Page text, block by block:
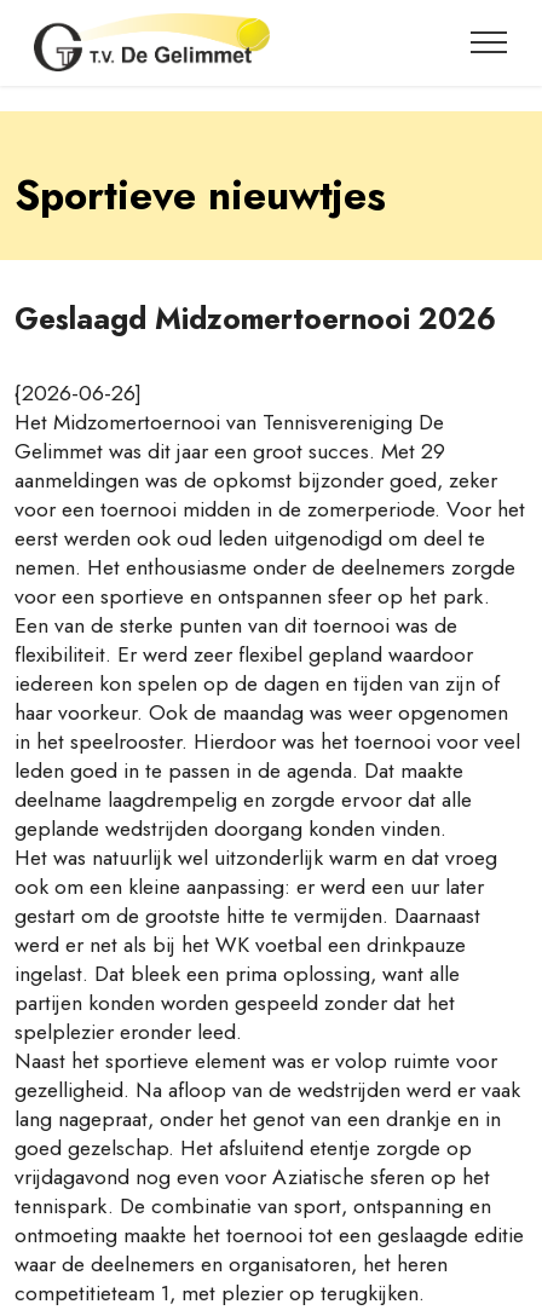
Sportieve nieuwtjes
Geslaagd Midzomertoernooi 2026
{2026-06-26]
Het Midzomertoernooi van Tennisvereniging De
Gelimmet was dit jaar een groot succes. Met 29
aanmeldingen was de opkomst bijzonder goed, zeker
voor een toernooi midden in de zomerperiode. Voor het
eerst werden ook oud leden uitgenodigd om deel te
nemen. Het enthousiasme onder de deelnemers zorgde
voor een sportieve en ontspannen sfeer op het park.
Een van de sterke punten van dit toernooi was de
flexibiliteit. Er werd zeer flexibel gepland waardoor
iedereen kon spelen op de dagen en tijden van zijn of
haar voorkeur. Ook de maandag was weer opgenomen
in het speelrooster. Hierdoor was het toernooi voor veel
leden goed in te passen in de agenda. Dat maakte
deelname laagdrempelig en zorgde ervoor dat alle
geplande wedstrijden doorgang konden vinden.
Het was natuurlijk wel uitzonderlijk warm en dat vroeg
ook om een kleine aanpassing: er werd een uur later
gestart om de grootste hitte te vermijden. Daarnaast
werd er net als bij het WK voetbal een drinkpauze
ingelast. Dat bleek een prima oplossing, want alle
partijen konden worden gespeeld zonder dat het
spelplezier eronder leed.
Naast het sportieve element was er volop ruimte voor
gezelligheid. Na afloop van de wedstrijden werd er vaak
lang nagepraat, onder het genot van een drankje en in
goed gezelschap. Het afsluitend etentje zorgde op
vrijdagavond nog even voor Aziatische sferen op het
tennispark. De combinatie van sport, ontspanning en
ontmoeting maakte het toernooi tot een geslaagde editie
waar de deelnemers en organisatoren, het heren
competitieteam 1, met plezier op terugkijken.